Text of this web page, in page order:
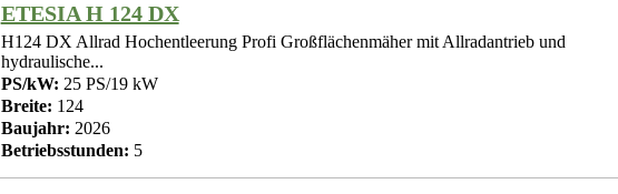
ETESIA H 124 DX
H124 DX Allrad Hochentleerung Profi Großflächenmäher mit Allradantrieb und
hydraulische...
PS/kW: 25 PS/19 kW
Breite: 124
Baujahr: 2026
Betriebsstunden: 5